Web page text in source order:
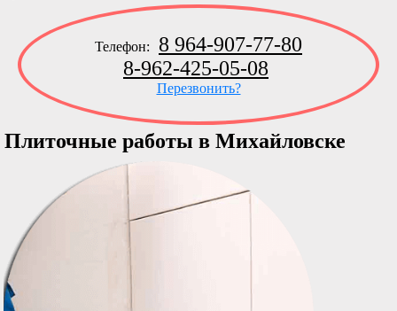
Телефон:
8 964-907-77-80
8-962-425-05-08
Перезвонить?
Плиточные работы в Михайловске